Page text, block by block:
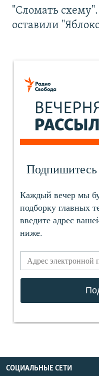
"Сломать
оставили
СОЦИАЛЬНЫЕ СЕТИ